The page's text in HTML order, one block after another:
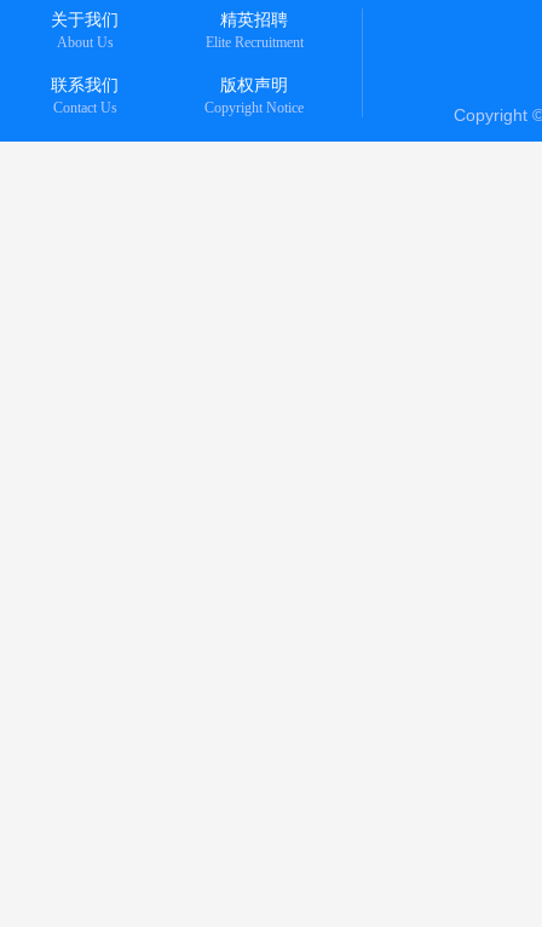
关于我们
About Us
精英招聘
Elite Recruitment
联系我们
Contact Us
版权声明
Copyright Notice Copyright